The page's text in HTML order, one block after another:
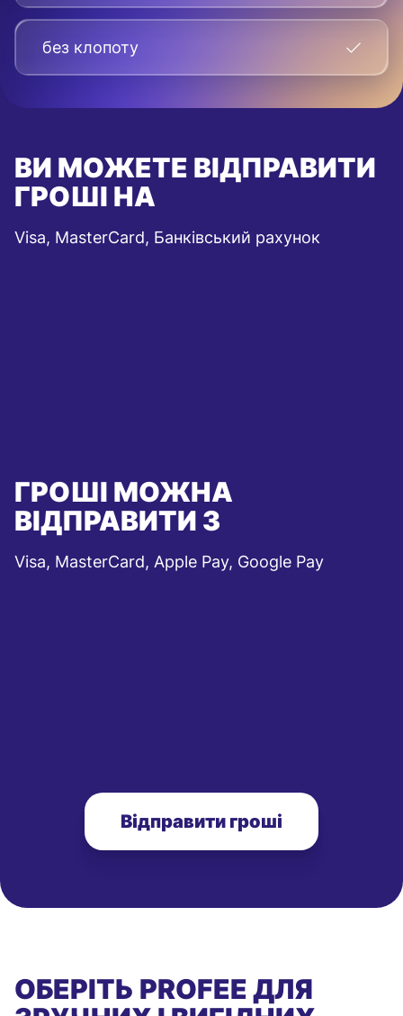
без клопоту
ВИ МОЖЕТЕ ВІДПРАВИТИ
ГРОШІ НА
Visa, MasterCard, Банківський рахунок
ГРОШІ МОЖНА
ВІДПРАВИТИ З
Visa, MasterCard, Apple Pay, Google Pay
Відправити гроші
ОБЕРІТЬ PROFEE ДЛЯ